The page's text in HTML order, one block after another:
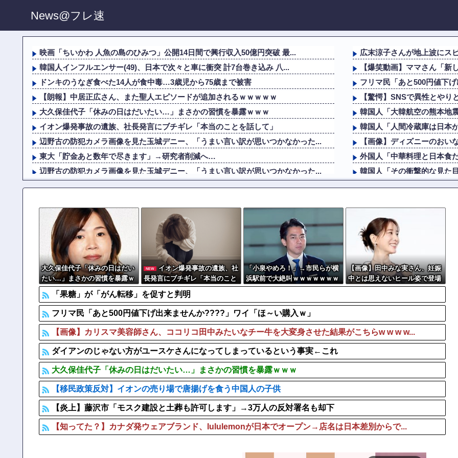
News@フレ速
映画「ちいかわ 人魚の島のひみつ」公開14日間で興行収入50億円突破 最...
韓国人インフルエンサー(49)、日本で次々と車に衝突 計7台巻き込み 八...
ドンキのうなぎ食べた14人が食中毒…3歳児から75歳まで被害
【朗報】中居正広さん、また聖人エピソードが追加されるｗｗｗｗｗ
大久保佳代子「休みの日はだいたい…」まさかの習慣を暴露ｗｗｗ
イオン爆発事故の遺族、社長発言にブチギレ「本当のことを話して」
辺野古の防犯カメラ画像を見た玉城デニー、「うまい言い訳が思いつかなかった...
東大「貯金あと数年で尽きます」→研究者削減へ…
辺野古の防犯カメラ画像を見た玉城デニー、「うまい言い訳が思いつかなかった...
「小泉やめろ！」→市民らが横浜駅前で大絶叫ｗｗｗｗｗｗｗｗ
「高市早苗はどんだけ自己顕示欲が強いんだ」と左派が『高木美帆氏に送られた...
【警告】 住宅ローン、ガチでヤバくなるぞ・・・・・
【大阪】 マスコミ「警察官が発砲し“刃物男”死亡！」 → ネットで拡散さ...
広末涼子さんが地上波にス
【爆笑動画】ママさん「
フリマ民「あと500円値下
【驚愕】SNSで異性とや
韓国人「大韓航空の熊本地
韓国人「人間冷蔵庫は日本
【画像】ディズニーのおい
外国人「中華料理と日本食
韓国人「その衝撃的な見た
【動画】ロシアの空挺兵、
【悲報】明日花キララさん
【画像】二階堂ふみ、映画
巨乳インフルエンサー「20
マクドナルドCMに出演し
大久保佳代子「休みの日はだい
たい…」まさかの習慣を暴露ｗ
ｗｗ
NEW
イオン爆発事故の遺族、社
長発言にブチギレ「本当のこと
を話して」
「小泉やめろ！」→市民らが横
浜駅前で大絶叫ｗｗｗｗｗｗｗ
ｗ
【画像】田中みな実さん、妊娠
中とは思えないヒール姿で登場
してしまう
「果糖」が「がん転移」を促すと判明
フリマ民「あと500円値下げ出来ませんか????」ワイ「ほ～い購入ｗ」
【画像】カリスマ美容師さん、ココリコ田中みたいなチー牛を大変身させた結果がこちらw w w w...
ダイアンのじゃない方がユースケさんになってしまっているという事実←これ
大久保佳代子「休みの日はだいたい…」まさかの習慣を暴露ｗｗｗ
【移民政策反対】イオンの売り場で唐揚げを食う中国人の子供
【炎上】藤沢市「モスク建設と土葬も許可します」→3万人の反対署名も却下
【知ってた？】カナダ発ウェアブランド、lululemonが日本でオープン→店名は日本差別からで...